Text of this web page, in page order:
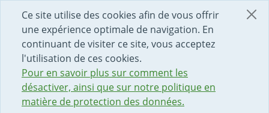
Ce site utilise des cookies afin de vous offrir
une expérience optimale de navigation. En
continuant de visiter ce site, vous acceptez
l'utilisation de ces cookies.
Pour en savoir plus sur comment les
désactiver, ainsi que sur notre politique en
matière de protection des données.
DÉBUT DU CONTENU DE LA PAGE
ACCÈS AU CHAMP DE RECHERCHE
PAGE D'ACCUEIL
FORMULAIRE DE CONTACT